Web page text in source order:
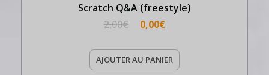
Scratch Q&A (freestyle)
2,00€ 0,00€
AJOUTER AU PANIER